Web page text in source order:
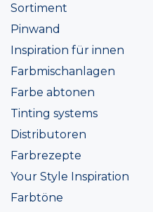
Sortiment
Pinwand
Inspiration für innen
Farbmischanlagen
Farbe abtonen
Tinting systems
Distributoren
Farbrezepte
Your Style Inspiration
Farbtöne